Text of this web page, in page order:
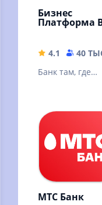
Бизнес
Платформа
4.1 40
Банк там, где
МТС Банк